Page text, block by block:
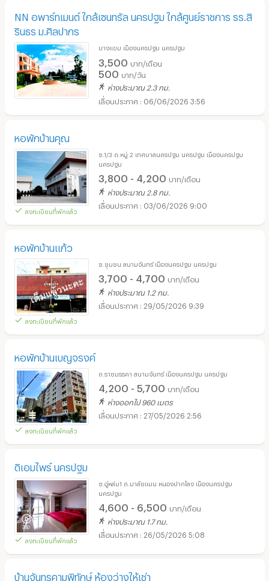
NN อพาร์ทเมนต์ ใกล้เซนทรัล นครปฐม ใกล้ศูนย์ราชการ รร.สิ
รินธร ม.ศิลปากร
บางแขม เมืองนครปฐม นครปฐม
3,500 บาท/เดือน
500 บาท/วัน
ห่างประมาณ 2.3 กม.
06/06/2026 3:56
หอพักบ้านคุณ
ลงทะเบียนที่พักแล้ว
ซ.1/3 ถ.หมู่ 2 เทศบาลนครปฐม นครปฐม เมืองนครปฐม
นครปฐม
3,800 - 4,200 บาท/เดือน
ห่างประมาณ 2.8 กม.
03/06/2026 9:00
หอพักบ้านแก้ว
ลงทะเบียนที่พักแล้ว
ซ.ชุมชน สนามจันทร์ เมืองนครปฐม นครปฐม
3,700 - 4,700 บาท/เดือน
ห่างประมาณ 1.2 กม.
29/05/2026 9:39
หอพักบ้านเบญจรงค์
ลงทะเบียนที่พักแล้ว
ถ.ราชมรรคา สนามจันทร์ เมืองนครปฐม นครปฐม
4,200 - 5,700 บาท/เดือน
ห่างออกไป 960 เมตร
27/05/2026 2:56
ดิเอมไพร์ นครปฐม
ลงทะเบียนที่พักแล้ว
ซ.อู่หล่ม1 ถ.มาลัยแมน หนองปากโลง เมืองนครปฐม
นครปฐม
4,600 - 6,500 บาท/เดือน
ห่างประมาณ 1.7 กม.
26/05/2026 5:08
บ้านจันทรคามพิทักษ์ ห้องว่างให้เช่า